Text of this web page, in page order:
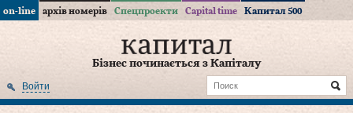
on-line архів номерів Спецпроекти Capital time Капитал 500
Бізнес починається з Капіталу
Войти